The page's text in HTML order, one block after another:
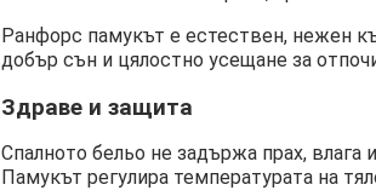
Ранфорс памукът е естествен, нежен
добър сън и цялостно усещане за
Здраве и защита
Спалното бельо не задържа прах, влага
Памукът регулира температурата на